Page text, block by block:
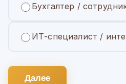
Бухгалтер /
ИТ-специалист /
Далее